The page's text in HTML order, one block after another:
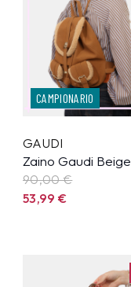
CAMPIONARIO
GAUDI
Zaino Gaudi Beige
90,00 €
53,99€